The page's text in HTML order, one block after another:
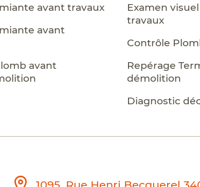
avant travaux
avant
avant
Examen
travaux
Contrôle
Repérage
démolition
Diagnostic